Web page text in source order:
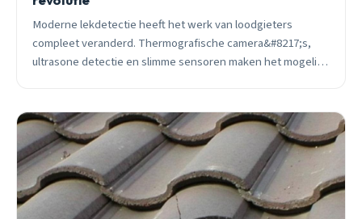
Moderne lekdetectie heeft het werk van loodgieters
compleet veranderd. Thermografische camera&#8217;s,
ultrasone detectie en slimme sensoren maken het mogelijk